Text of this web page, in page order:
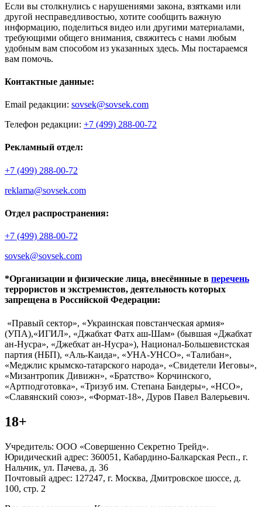
Если вы столкнулись с нарушениями закона, взятками или
другой несправедливостью, хотите сообщить важную
информацию, поделиться видео или другими материалами,
требующими общего внимания, свяжитесь с нами любым
удобным вам способом из указанных здесь. Мы постараемся
вам помочь.
Контактные данные:
Email редакции: sovsek@sovsek.com
Телефон редакции: +7 (499) 288-00-72
Рекламный отдел:
+7 (499) 288-00-72
reklama@sovsek.com
Отдел распространения:
+7 (499) 288-00-72
sovsek@sovsek.com
*Организации и физические лица, внесённные в перечень
террористов и экстремистов, деятельность которых
запрещена в Российской Федерации:
«Правый сектор», «Украинская повстанческая армия»
(УПА),«ИГИЛ», «Джабхат Фатх аш-Шам» (бывшая «Джабхат
ан-Нусра», «Джебхат ан-Нусра»), Национал-Большевистская
партия (НБП), «Аль-Каида», «УНА-УНСО», «Талибан»,
«Меджлис крымско-татарского народа», «Свидетели Иеговы»,
«Мизантропик Дивижн», «Братство» Корчинского,
«Артподготовка», «Тризуб им. Степана Бандеры», «НСО»,
«Славянский союз», «Формат-18», Дуров Павел Валерьевич.
18+
Учредитель: ООО «Совершенно Секретно Трейд».
Юридический адрес: 360051, Кабардино-Балкарская Респ., г.
Нальчик, ул. Пачева, д. 36
Почтовый адрес: 127247, г. Москва, Дмитровское шоссе, д.
100, стр. 2